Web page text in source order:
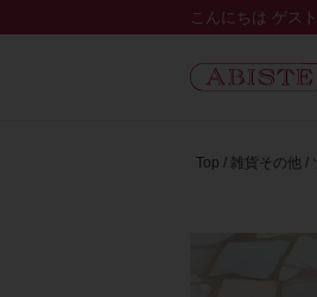
こんにちは ゲス
Top 雑貨その他